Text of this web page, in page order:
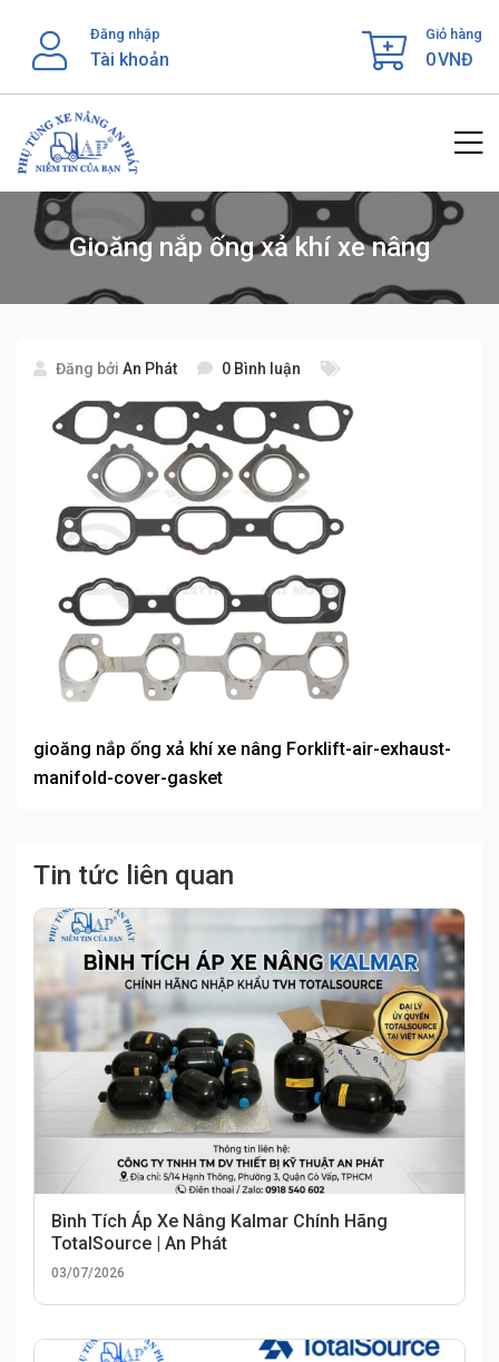
content
Đăng nhập
Tài khoản
Giỏ hàng
0VNĐ
Gioăng nắp ống xả khí xe nâng
Đăng bởi An Phát 0 Bình luận
gioăng nắp ống xả khí xe nâng Forklift-air-exhaust-
manifold-cover-gasket
Tin tức liên quan
Bình Tích Áp Xe Nâng Kalmar Chính Hãng
TotalSource | An Phát
03/07/2026